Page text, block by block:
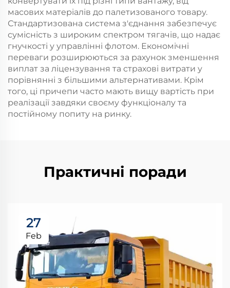
масових матеріалів до палетизованого товару.
Стандартизована система з'єднання забезпечує
сумісність з широким спектром тягачів, що надає
гнучкості у управлінні флотом. Економічні
переваги розширюються за рахунок зменшення
виплат за ліцензування та страхові витрати у
порівнянні з більшими альтернативами. Крім
того, ці причепи часто мають вищу вартість при
реалізації завдяки своєму функціоналу та
постійному попиту на ринку.
Практичні поради
27
Feb